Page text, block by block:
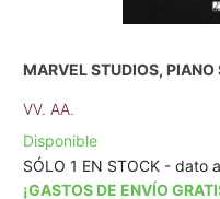
MARVEL STUDIOS,
VV. AA.
Disponible
SÓLO 1 EN STOCK -
¡GASTOS DE ENVÍO